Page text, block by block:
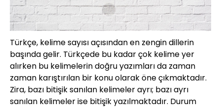
Türkçe, kelime sayısı açısından en zengin dillerin
başında gelir. Türkçede bu kadar çok kelime yer
alırken bu kelimelerin doğru yazımları da zaman
zaman karıştırılan bir konu olarak öne çıkmaktadır.
Zira, bazı bitişik sanılan kelimeler ayrı; bazı ayrı
sanılan kelimeler ise bitişik yazılmaktadır. Durum